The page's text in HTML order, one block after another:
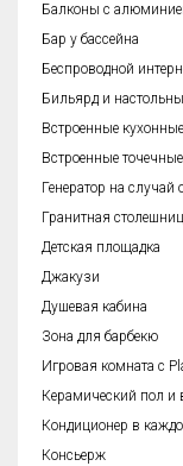
Балконы с
Бар у бассейна
Беспроводной
Бильярд и
Встроенные
Встроенные
Генератор на случай
Гранитная
Детская площадка
Джакузи
Душевая кабина
Зона для барбекю
Игровая комната с
Керамический пол и
Кондиционер в
Консьерж